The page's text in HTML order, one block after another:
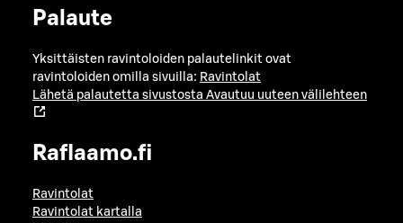
Palaute
Yksittäisten ravintoloiden palautelinkit ovat
ravintoloiden omilla sivuilla: Ravintolat
Lähetä palautetta sivustosta Avautuu uuteen välilehteen
Raflaamo.fi
Ravintolat
Ravintolat kartalla